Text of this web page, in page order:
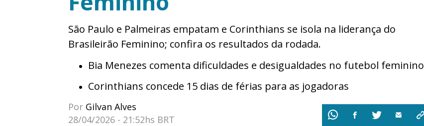
São Paulo e Palmeiras empatam e Corinthians se isola na liderança do
Brasileirão Feminino; confira os resultados da rodada.
Bia Menezes comenta dificuldades e desigualdades no futebol feminino
Corinthians concede 15 dias de férias para as jogadoras
Por Gilvan Alves
28/04/2026 - 21:52hs BRT